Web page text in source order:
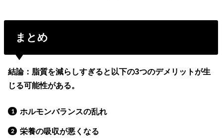
まとめ
結論：脂質を減らしすぎると以下の3つのデメリットが生
じる可能性がある。
ホルモンバランスの乱れ
栄養の吸収が悪くなる